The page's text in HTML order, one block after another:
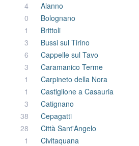
4
Alanno
0
Bolognano
1
Brittoli
3
Bussi sul Tirino
6
Cappelle sul Tavo
3
Caramanico Terme
1
Carpineto della Nora
1
Castiglione a Casauria
3
Catignano
38
Cepagatti
28
Città Sant'Angelo
1
Civitaquana